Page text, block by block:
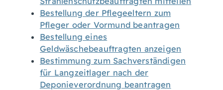
Bestellung der Pflegeeltern zum
Pfleger oder Vormund beantragen
Bestellung eines
Geldwäschebeauftragten anzeigen
Bestimmung zum Sachverständigen
für Langzeitlager nach der
Deponieverordnung beantragen